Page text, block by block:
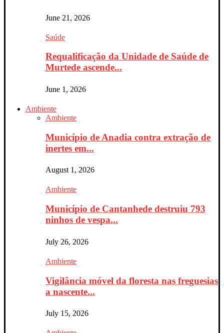
June 21, 2026
Saúde
Requalificação da Unidade de Saúde de
Murtede ascende...
June 1, 2026
Ambiente
Ambiente
Município de Anadia contra extração de
inertes em...
August 1, 2026
Ambiente
Município de Cantanhede destruiu 793
ninhos de vespa...
July 26, 2026
Ambiente
Vigilância móvel da floresta nas freguesias
a nascente...
July 15, 2026